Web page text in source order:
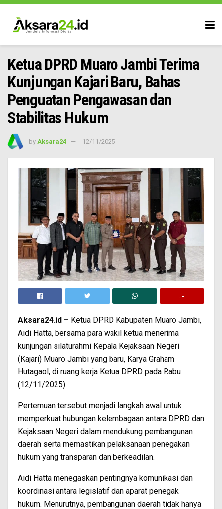
Ketua DPRD Muaro Jambi Terima
Kunjungan Kajari Baru, Bahas
Penguatan Pengawasan dan
Stabilitas Hukum
by Aksara24 12/11/2025
Aksara24.id – Ketua DPRD Kabupaten Muaro Jambi,
Aidi Hatta, bersama para wakil ketua menerima
kunjungan silaturahmi Kepala Kejaksaan Negeri
(Kajari) Muaro Jambi yang baru, Karya Graham
Hutagaol, di ruang kerja Ketua DPRD pada Rabu
(12/11/2025).
Pertemuan tersebut menjadi langkah awal untuk
memperkuat hubungan kelembagaan antara DPRD dan
Kejaksaan Negeri dalam mendukung pembangunan
daerah serta memastikan pelaksanaan penegakan
hukum yang transparan dan berkeadilan.
Aidi Hatta menegaskan pentingnya komunikasi dan
koordinasi antara legislatif dan aparat penegak
hukum. Menurutnya, pembangunan daerah tidak hanya